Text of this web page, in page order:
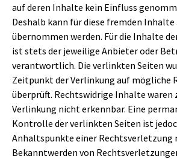
auf deren Inhalte kein Einfluss
Deshalb kann für diese fremden Inhalte
übernommen werden. Für die Inhalte
ist stets der jeweilige Anbieter oder
verantwortlich. Die verlinkten Seiten
Zeitpunkt der Verlinkung auf mögliche
überprüft. Rechtswidrige Inhalte waren
Verlinkung nicht erkennbar. Eine
Kontrolle der verlinkten Seiten ist
Anhaltspunkte einer Rechtsverletzung
Bekanntwerden von